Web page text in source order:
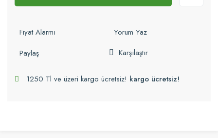
Fiyat Alarmı
Yorum Yaz
Paylaş
Karşılaştır
1250 Tl ve üzeri kargo ücretsiz! kargo ücretsiz!